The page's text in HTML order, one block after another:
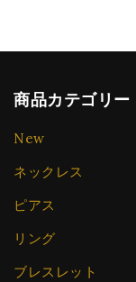
商品カテゴリー
New
ネックレス
ピアス
リング
ブレスレット